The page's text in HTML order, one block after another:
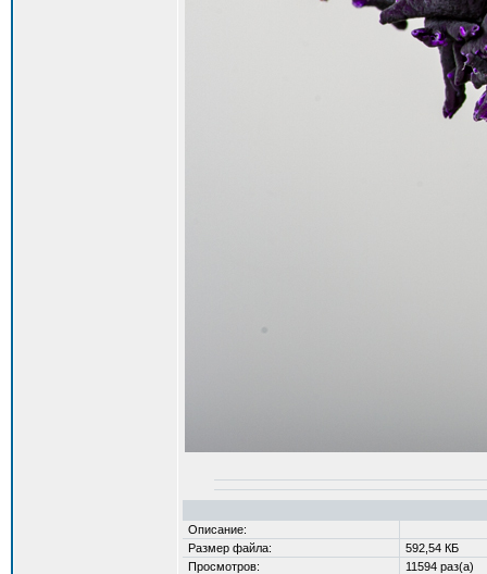
Описание:
Размер файла:
592,54 КБ
Просмотров:
11594 раз(а)